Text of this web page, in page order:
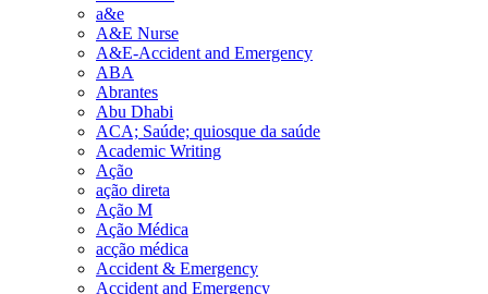
a&e
A&E Nurse
A&E-Accident and Emergency
ABA
Abrantes
Abu Dhabi
ACA; Saúde; quiosque da saúde
Academic Writing
Ação
ação direta
Ação M
Ação Médica
acção médica
Accident & Emergency
Accident and Emergency